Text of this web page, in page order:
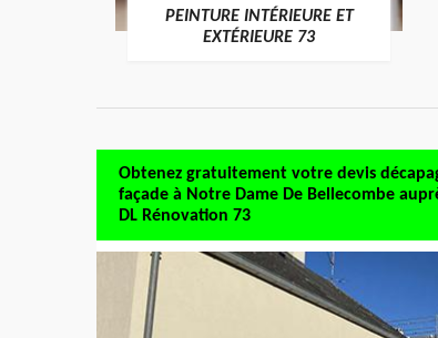
PEINTURE INTÉRIEURE ET
EXTÉRIEURE 73
Obtenez gratuitement votre devis
façade à Notre Dame De Bellecombe
DL Rénovation 73